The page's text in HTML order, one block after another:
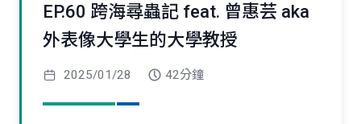
EP.60 跨海尋蟲記 feat. 曾惠芸 aka
外表像大學生的大學教授
2025/01/28 42分鐘